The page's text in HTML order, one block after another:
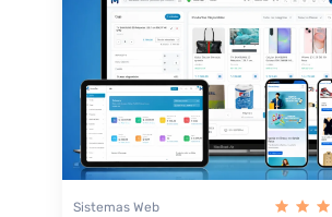
Sistemas Web